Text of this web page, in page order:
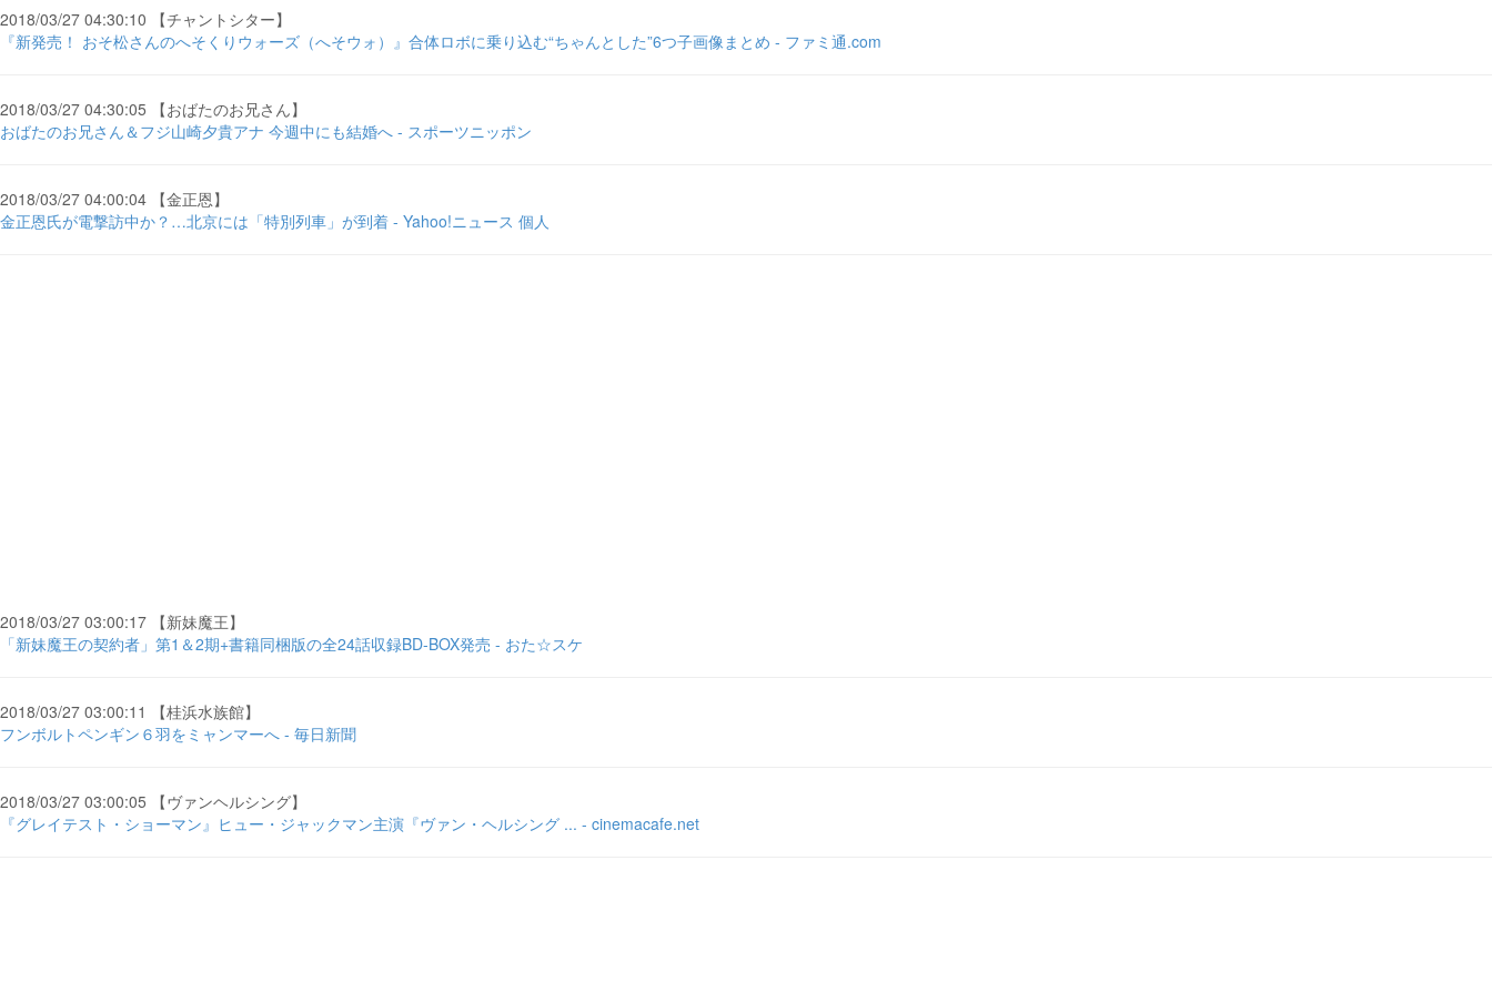
2018/03/27 04:30:10 【チャントシター】
『新発売！ おそ松さんのへそくりウォーズ（へそウォ）』合体ロボに乗り込む“ちゃんとした”6つ子画像まとめ - ファミ通.com
2018/03/27 04:30:05 【おばたのお兄さん】
おばたのお兄さん＆フジ山崎夕貴アナ 今週中にも結婚へ - スポーツニッポン
2018/03/27 04:00:04 【金正恩】
金正恩氏が電撃訪中か？…北京には「特別列車」が到着 - Yahoo!ニュース 個人
2018/03/27 03:00:17 【新妹魔王】
「新妹魔王の契約者」第1＆2期+書籍同梱版の全24話収録BD-BOX発売 - おた☆スケ
2018/03/27 03:00:11 【桂浜水族館】
フンボルトペンギン６羽をミャンマーへ - 毎日新聞
2018/03/27 03:00:05 【ヴァンヘルシング】
『グレイテスト・ショーマン』ヒュー・ジャックマン主演『ヴァン・ヘルシング ... - cinemacafe.net